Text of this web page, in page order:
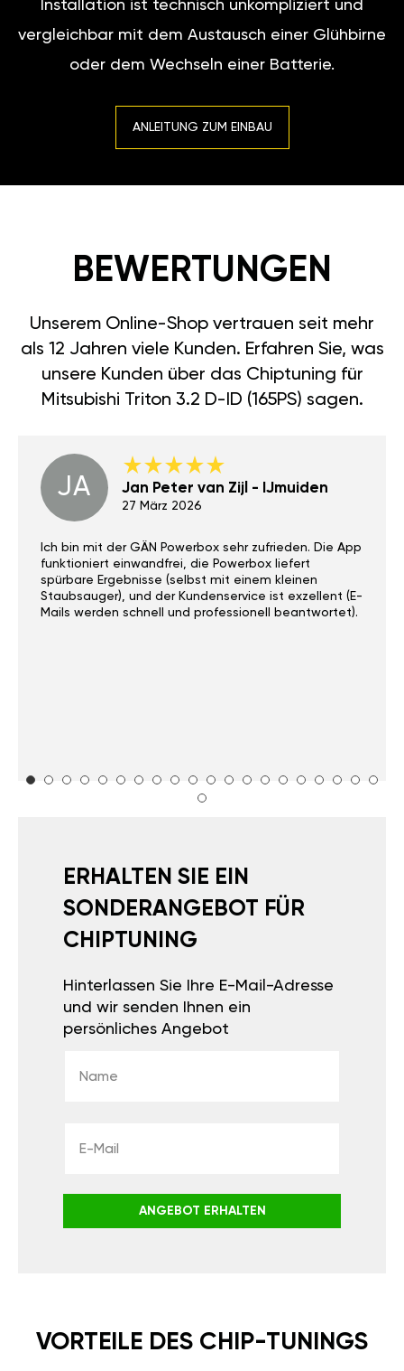
Installation ist technisch unkompliziert und
vergleichbar mit dem Austausch einer Glühbirne
oder dem Wechseln einer Batterie.
ANLEITUNG ZUM EINBAU
BEWERTUNGEN
Unserem Online-Shop vertrauen seit mehr
als 12 Jahren viele Kunden. Erfahren Sie, was
unsere Kunden über das Chiptuning für
Mitsubishi Triton 3.2 D-ID (165PS) sagen.
JA Jan Peter van Zijl - IJmuiden
27 März 2026
Ich bin mit der GÄN Powerbox sehr zufrieden. Die App
funktioniert einwandfrei, die Powerbox liefert
spürbare Ergebnisse (selbst mit einem kleinen
Staubsauger), und der Kundenservice ist exzellent (E-
Mails werden schnell und professionell beantwortet).
ERHALTEN SIE EIN
SONDERANGEBOT FÜR
CHIPTUNING
Hinterlassen Sie Ihre E-Mail-Adresse
und wir senden Ihnen ein
persönliches Angebot
ANGEBOT ERHALTEN
VORTEILE DES CHIP-TUNINGS